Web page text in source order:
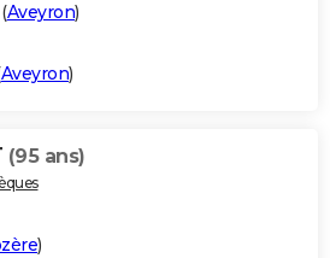
(Aveyron)
Aveyron)
(95 ans)
)